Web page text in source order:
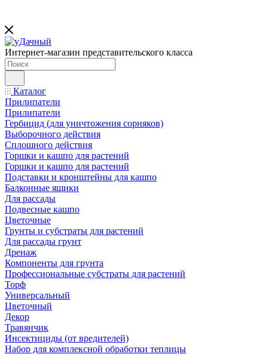
Интернет-магазин представительского класса
Каталог
Прилипатели
Прилипатели
Гербицид (для уничтожения сорняков)
Выборочного действия
Сплошного действия
Горшки и кашпо для растений
Горшки и кашпо для растений
Подставки и кронштейны для кашпо
Балконные ящики
Для рассады
Подвесные кашпо
Цветочные
Грунты и субстраты для растений
Для рассады грунт
Дренаж
Компоненты для грунта
Профессиональные субстраты для растений
Торф
Универсальный
Цветочный
Декор
Травянчик
Инсектициды (от вредителей)
Набор для комплексной обработки теплицы